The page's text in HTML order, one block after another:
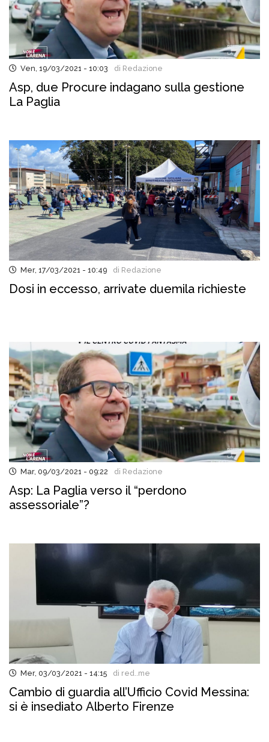
Ven, 19/03/2021 - 10:03 di Redazione
Asp, due Procure indagano sulla gestione
La Paglia
Mer, 17/03/2021 - 10:49 di Redazione
Dosi in eccesso, arrivate duemila richieste
Mar, 09/03/2021 - 09:22 di Redazione
Asp: La Paglia verso il “perdono
assessoriale”?
Mer, 03/03/2021 - 14:15 di red..me
Cambio di guardia all’Ufficio Covid Messina:
si è insediato Alberto Firenze